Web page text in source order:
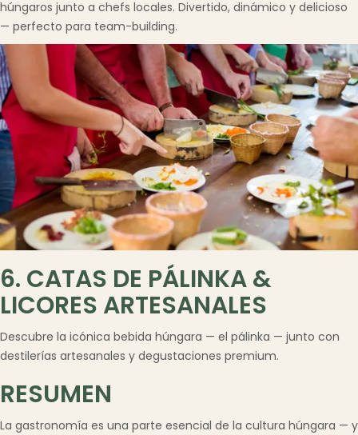
Budapest como destino
húngaros junto a chefs locales. Divertido, dinámico y delicioso
— perfecto para team-building.
6. CATAS DE PÁLINKA &
LICORES ARTESANALES
Descubre la icónica bebida húngara — el pálinka — junto con
destilerías artesanales y degustaciones premium.
RESUMEN
La gastronomía es una parte esencial de la cultura húngara — y